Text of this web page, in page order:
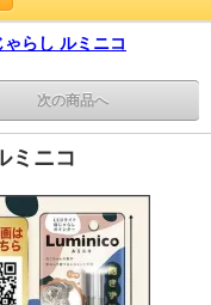
らし ルミニコ
次の商品へ
ミニコ